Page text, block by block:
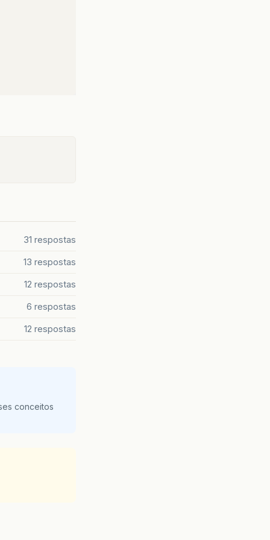
31 respostas
13 respostas
12 respostas
6 respostas
12 respostas
conceitos